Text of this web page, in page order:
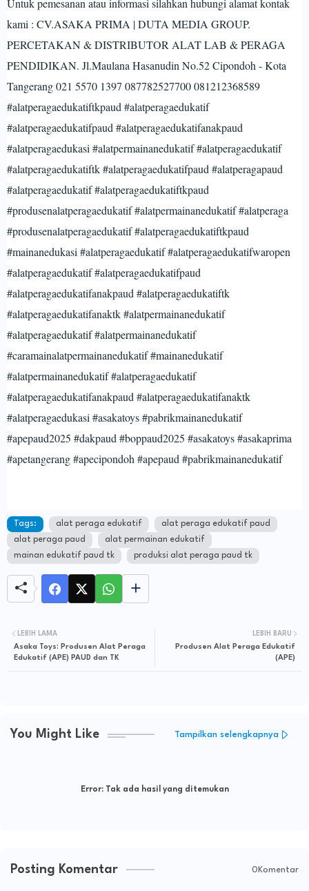
Untuk pemesanan atau informasi silahkan hubungi alamat kontak
kami : CV.ASAKA PRIMA | DUTA MEDIA GROUP.
PERCETAKAN & DISTRIBUTOR ALAT LAB & PERAGA
PENDIDIKAN. Jl.Maulana Hasanudin No.52 Cipondoh - Kota
Tangerang 021 5570 1397 087782527700 081212368589
#alatperagaedukatiftkpaud #alatperagaedukatif
#alatperagaedukatifpaud #alatperagaedukatifanakpaud
#alatperagaedukasi #alatpermainanedukatif #alatperagaedukatif
#alatperagaedukatiftk #alatperagaedukatifpaud #alatperagapaud
#alatperagaedukatif #alatperagaedukatiftkpaud
#produsenalatperagaedukatif #alatpermainanedukatif #alatperaga
#produsenalatperagaedukatif #alatperagaedukatiftkpaud
#mainanedukasi #alatperagaedukatif #alatperagaedukatifwaropen
#alatperagaedukatif #alatperagaedukatifpaud
#alatperagaedukatifanakpaud #alatperagaedukatiftk
#alatperagaedukatifanaktk #alatpermainanedukatif
#alatperagaedukatif #alatpermainanedukatif
#caramainalatpermainanedukatif #mainanedukatif
#alatpermainanedukatif #alatperagaedukatif
#alatperagaedukatifanakpaud #alatperagaedukatifanaktk
#alatperagaedukasi #asakatoys #pabrikmainanedukatif
#apepaud2025 #dakpaud #boppaud2025 #asakatoys #asakaprima
#apetangerang #apecipondoh #apepaud #pabrikmainanedukatif
Tags: alat peraga edukatif
alat peraga edukatif paud
alat peraga paud
alat permainan edukatif
mainan edukatif paud tk
produksi alat peraga paud tk
LEBIH BARU
Produsen Alat Peraga Edukatif
(APE)
LEBIH LAMA
Asaka Toys: Produsen Alat Peraga
Edukatif (APE) PAUD dan TK
You Might Like Tampilkan selengkapnya
Error:Tak ada hasil yang ditemukan
Posting Komentar 0Komentar